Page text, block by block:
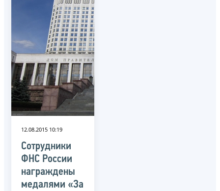
12.08.2015 10:19
Сотрудники
ФНС России
награждены
медалями «За